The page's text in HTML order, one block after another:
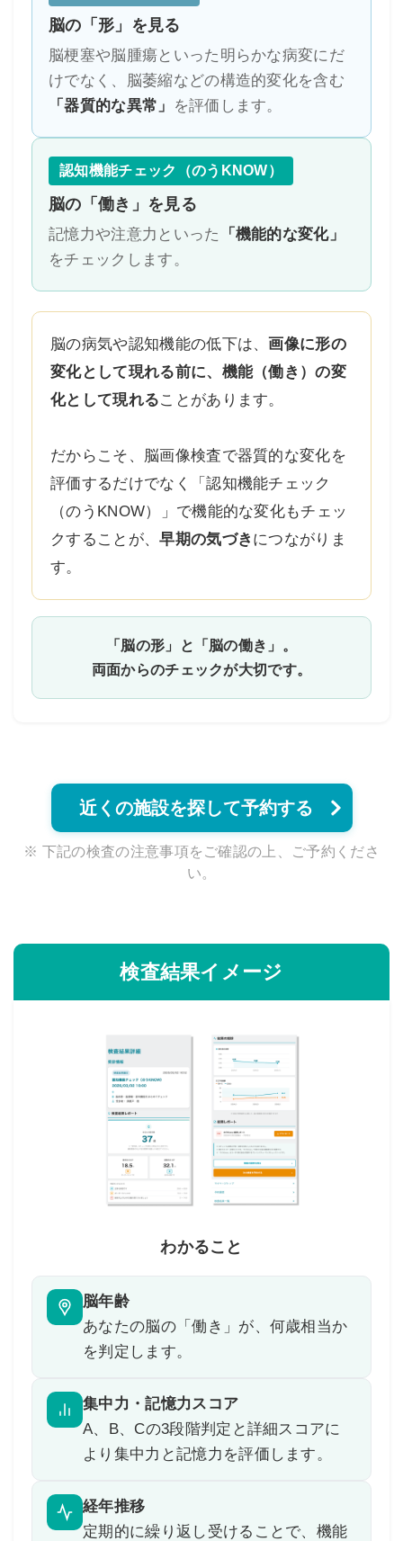
脳の「形」を見る
脳梗塞や脳腫瘍といった明らかな病変にだ
けでなく、脳萎縮などの構造的変化を含む
「器質的な異常」
を評価します。
認知機能チェック（のうKNOW）
脳の「働き」を見る
記憶力や注意力といった
「機能的な変化」
をチェックします。
脳の病気や認知機能の低下は、画像に形の
変化として現れる前に、機能（働き）の変
化として現れることがあります。
だからこそ、脳画像検査で器質的な変化を
評価するだけでなく「認知機能チェック
（のうKNOW）」で機能的な変化もチェッ
クすることが、早期の気づき につながりま
す。
「脳の形」と「脳の働き」。
両面からのチェックが大切です。
近くの施設を探して予約する
※ 下記の検査の注意事項をご確認の上、ご予約くださ
い。
検査結果イメージ
わかること
脳年齢
あなたの脳の「働き」が、何歳相当か
を判定します。
集中力・記憶力スコア
A、B、Cの3段階判定と詳細スコアに
より集中力と記憶力を評価します。
経年推移
定期的に繰り返し受けることで、機能